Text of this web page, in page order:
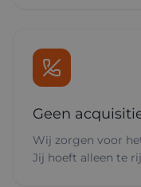
Geen
Wij zorgen voor
Jij hoeft alleen te